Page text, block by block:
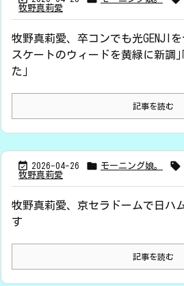
牧野真莉愛
牧野真莉愛、卒コンでも光GENJI
スケートのウィードを黄緑に新調
た｣
記事を読む
 2026-04-26  モーニング娘。 
牧野真莉愛
牧野真莉愛、京セラドームで日ハ
す
記事を読む